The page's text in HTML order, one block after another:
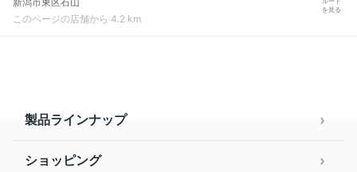
このページの店舗から 4.2 km
を見る
製品ラインナップ
ショッピング